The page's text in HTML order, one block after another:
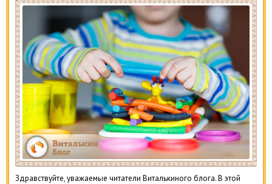
Здравствуйте, уважаемые читатели Виталькиного блога. В этой